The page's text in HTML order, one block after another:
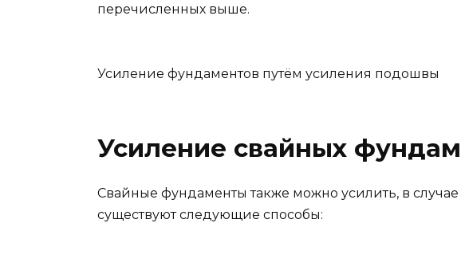
перечисленных выше.
Усиление фундаментов путём усиления подошвы
Усиление свайных
Свайные фундаменты также можно усилить, в случае
существуют следующие способы: